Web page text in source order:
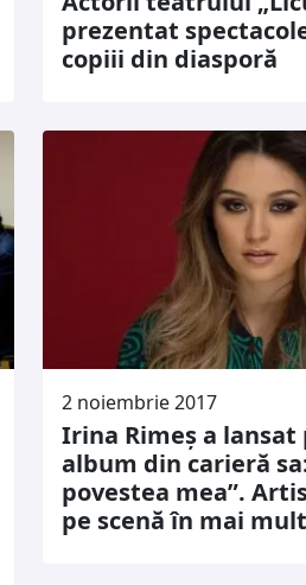
prezentat
copiii din diasporă
2 noiembrie 2017
Irina Rimeș a
album din carieră
povestea mea”.
pe scenă în mai